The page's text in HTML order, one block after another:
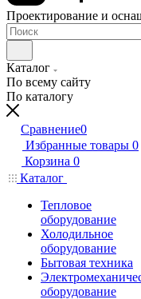
Проектирование и
Каталог
По всему сайту
По каталогу
Сравнение0
Избранные товары 0
Корзина 0
Каталог
Тепловое
оборудование
Холодильное
оборудование
Бытовая техника
оборудование